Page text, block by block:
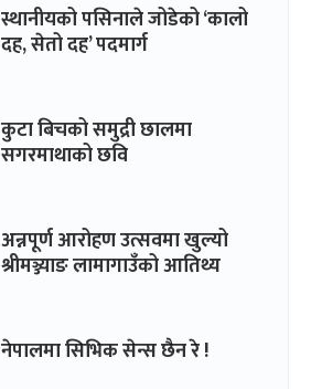
स्थानीयको पसिनाले जोडेको ‘कालो
दह, सेतो दह’ पदमार्ग
कुटा बिचको समुद्री छालमा
सगरमाथाको छवि
अन्नपूर्ण आरोहण उत्सवमा खुल्यो
श्रीमञ्ज्याङ लामागाउँको आतिथ्य
नेपालमा सिभिक सेन्स छैन रे !